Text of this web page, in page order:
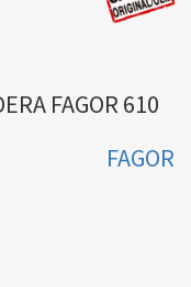
FAGOR 610
FAGOR